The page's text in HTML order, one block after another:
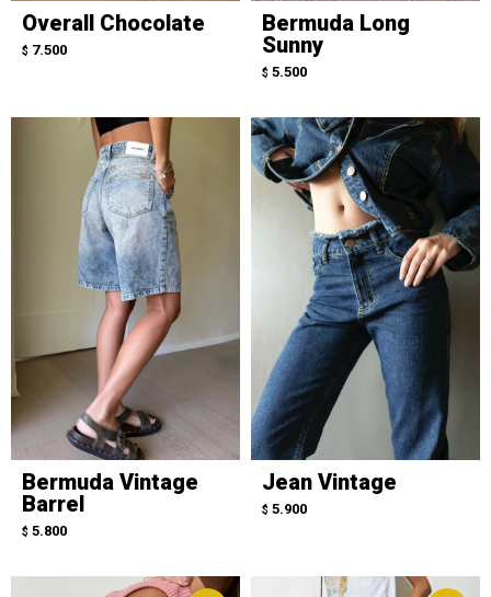
Overall Chocolate
$ 7.500
Bermuda Long
Sunny
$ 5.500
Bermuda Vintage
Barrel
$ 5.800
Jean Vintage
$ 5.900